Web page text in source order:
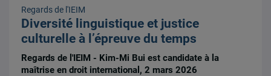
Regards de l'IEIM
Diversité linguistique et justice
culturelle à l’épreuve du temps
Regards de l'IEIM - Kim-Mi Bui est candidate à la
maîtrise en droit international, 2 mars 2026